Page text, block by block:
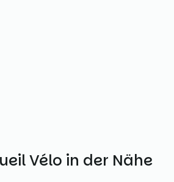
Vélo in der Nähe